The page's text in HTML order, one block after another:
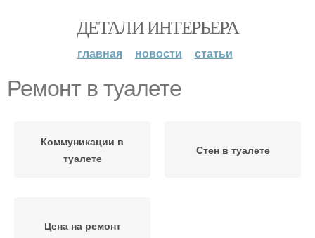
ДЕТАЛИ ИНТЕРЬЕРА
главная новости статьи
Ремонт в туалете
Коммуникации в
туалете
Стен в туалете
Цена на ремонт